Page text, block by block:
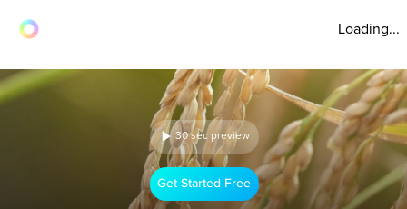
Loading...
30 sec preview
Get Started Free